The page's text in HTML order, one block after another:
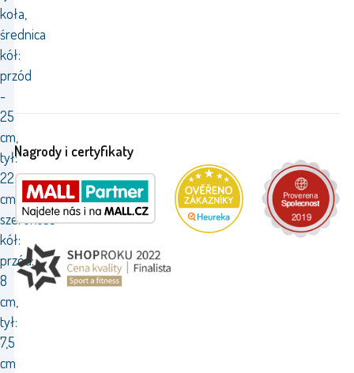
koła,
średnica
kół:
przód
-
25
cm,
tył:
22
cm
szerokość
kół:
przód:
8
cm,
tył:
7,5
cm
Nagrody i certyfikaty